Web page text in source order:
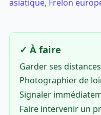
asiatique, Frelon
✓ À faire
Garder ses
Photographier de
Signaler
Faire intervenir un